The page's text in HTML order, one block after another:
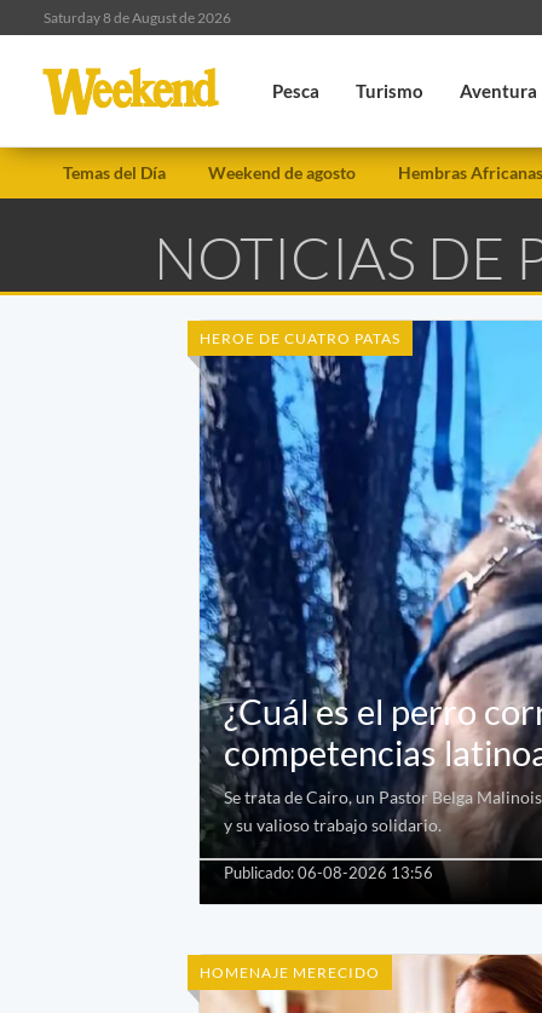
Saturday 8 de August de 2026
Pesca Turismo Aventura
Temas del Día Weekend de agosto Hembras Africanas
NOTICIAS DE
HEROE DE CUATRO PATAS
¿Cuál es el perro
competencias
Se trata de Cairo, un Pastor Belga
y su valioso trabajo solidario.
Publicado: 06-08-2026 13:56
HOMENAJE MERECIDO